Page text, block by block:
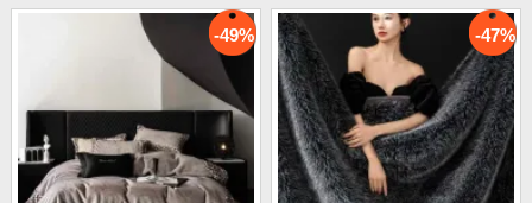
-49% -47%